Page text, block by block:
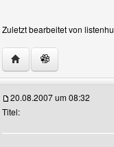
Zuletzt bearbeitet von
Website dieses
Profile anzeigen
20.08.2007 um 08:32
Titel: